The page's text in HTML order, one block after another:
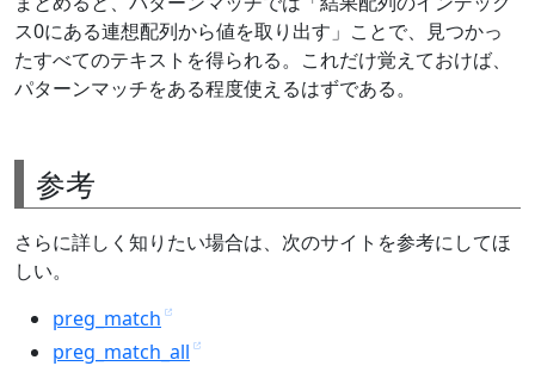
ス0にある連想配列から値を取り出す」ことで、見つかっ
たすべてのテキストを得られる。これだけ覚えておけば、
パターンマッチをある程度使えるはずである。
参考
さらに詳しく知りたい場合は、次のサイトを参考にしてほ
しい。
preg_match
preg_match_all